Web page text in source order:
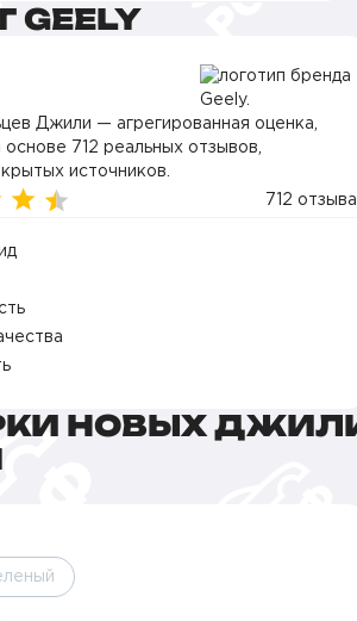
GEELY
Джили — агрегированная оценка,
основе 712 реальных отзывов,
источников.
712 отзыва
НОВЫХ